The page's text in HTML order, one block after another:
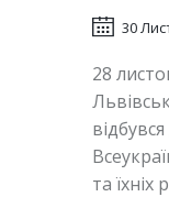
30
28
та